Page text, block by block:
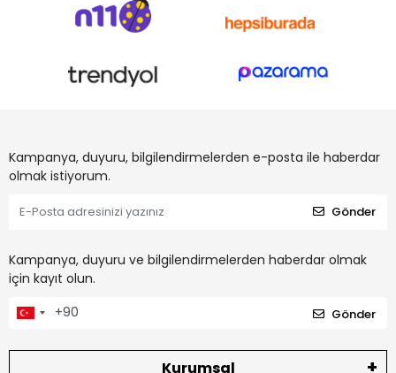
Kampanya, duyuru, bilgilendirmelerden e-posta ile haberdar
olmak istiyorum.
Gönder
Kampanya, duyuru ve bilgilendirmelerden haberdar olmak
için kayıt olun.
Gönder
Kurumsal